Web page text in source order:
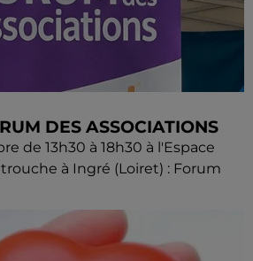
DES ASSOCIATIONS
de 13h30 à 18h30 à l'Espace
à Ingré (Loiret) : Forum